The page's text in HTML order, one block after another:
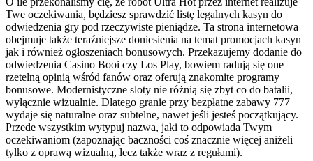
Twe oczekiwania, będziesz sprawdzić listę legalnych kasyn do
odwiedzenia gry pod rzeczywiste pieniądze. Ta strona internetowa
obejmuje także teraźniejsze doniesienia na temat promocjach kasyn
jak i również ogłoszeniach bonusowych. Przekazujemy dodanie do
odwiedzenia Casino Booi czy Los Play, bowiem radują się one
rzetelną opinią wśród fanów oraz oferują znakomite programy
bonusowe. Modernistyczne sloty nie różnią się zbyt co do batalii,
wyłącznie wizualnie. Dlatego granie przy bezpłatne zabawy 777
wydaje się naturalne oraz subtelne, nawet jeśli jesteś początkujący.
Przede wszystkim wytypuj nazwa, jaki to odpowiada Twym
oczekiwaniom (zapoznając baczności coś znacznie więcej aniżeli
tylko z oprawą wizualną, lecz także wraz z regułami).